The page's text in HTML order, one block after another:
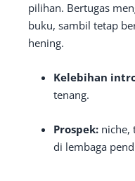
pilihan. Bertugas
buku, sambil tetap
hening.
Kelebihan
tenang.
Prospek: niche,
di lembaga